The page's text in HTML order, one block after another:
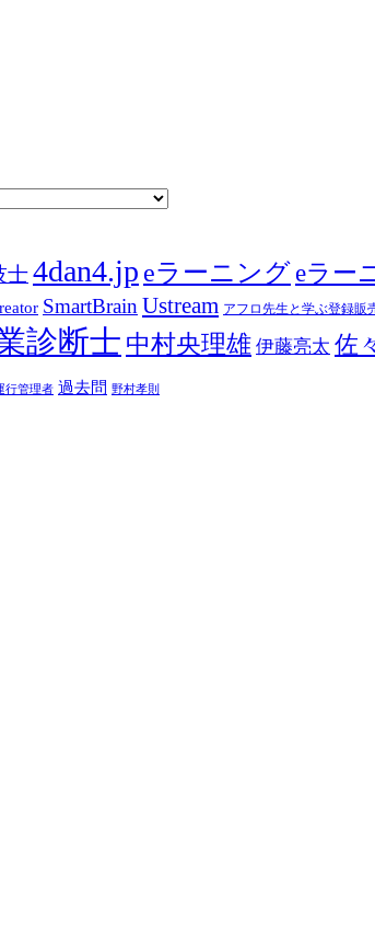
士4dan4.jp eラーニング eラー
SmartBrain Ustream アフロ先生と学ぶ登録販
診断士 中村央理雄 伊藤亮太 佐
行管理者 過去問 野村孝則